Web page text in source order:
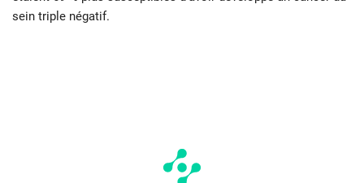
sein triple négatif.